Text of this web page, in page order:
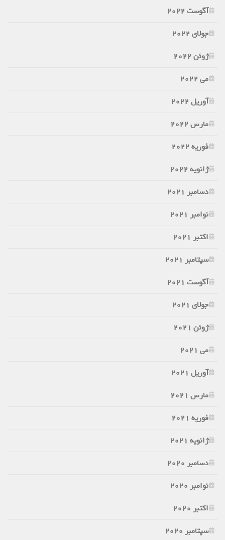
آگوست 2022
جولای 2022
ژوئن 2022
می 2022
آوریل 2022
مارس 2022
فوریه 2022
ژانویه 2022
دسامبر 2021
نوامبر 2021
اکتبر 2021
سپتامبر 2021
آگوست 2021
جولای 2021
ژوئن 2021
می 2021
آوریل 2021
مارس 2021
فوریه 2021
ژانویه 2021
دسامبر 2020
نوامبر 2020
اکتبر 2020
سپتامبر 2020